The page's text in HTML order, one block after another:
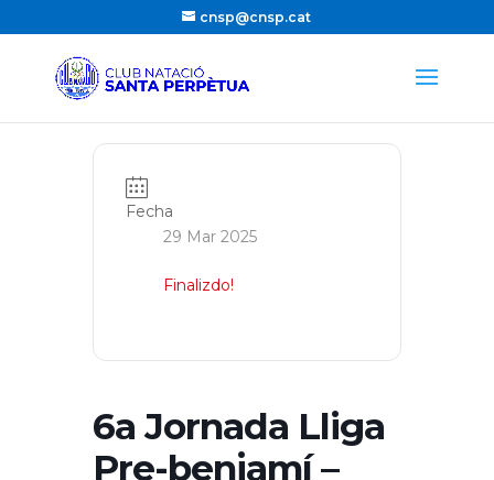
cnsp@cnsp.cat
Fecha
29 Mar 2025
Finalizdo!
6a Jornada Lliga
Pre-benjamí –